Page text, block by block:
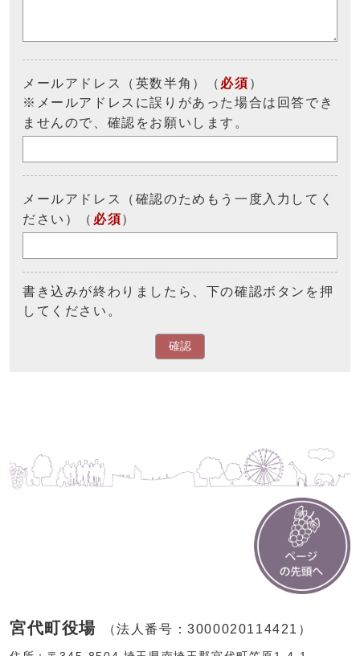
メールアドレス（英数半角）（ 必須 ）
※メールアドレスに誤りがあった場合は回答でき
ませんので、確認をお願いします。
メールアドレス（確認のためもう一度入力してく
ださい）（ 必須）
書き込みが終わりましたら、下の確認ボタンを押
してください。
確認
宮代町役場 （法人番号：3000020114421）